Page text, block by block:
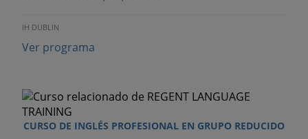
IH DUBLIN
Ver programa
CURSO DE INGLÉS PROFESIONAL EN GRUPO REDUCIDO